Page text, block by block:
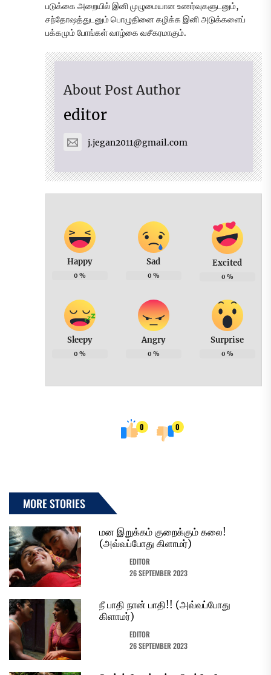
படுக்கை அறையில் இனி முழுமையான உணர்வுகளுடனும்,
சந்தோஷத்துடனும் பொழுதினை கழிக்க இனி அடுக்களைப்
பக்கமும் போங்கள் வாழ்கை வசீகரமாகும்.
About Post Author
editor
j.jegan2011@gmail.com
Happy
0 %
Sad
0 %
Excited
0 %
Sleepy
0 %
Angry
0 %
Surprise
0 %
0 0
MORE STORIES
மன இறுக்கம் குறைக்கும் கலை!
(அவ்வப்போது கிளாமர்)
EDITOR
26 SEPTEMBER 2023
நீ பாதி நான் பாதி!! (அவ்வப்போது
கிளாமர்)
EDITOR
26 SEPTEMBER 2023